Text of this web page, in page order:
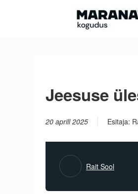
Jeesuse
20 aprill 2025 Esitaja:
Rait Sool